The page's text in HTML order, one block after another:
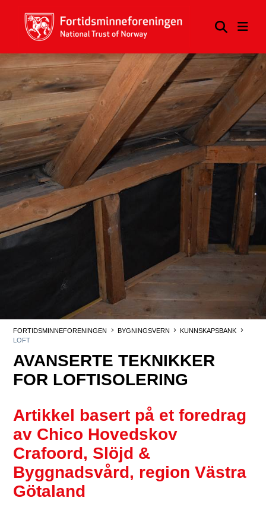
FORTIDSMINNEFORENINGEN BYGNINGSVERN
KUNNSKAPSBANK
LOFT
AVANSERTE TEKNIKKER
FOR LOFTISOLERING
Artikkel basert på et foredrag
av Chico Hovedskov
Crafoord, Slöjd &
Byggnadsvård, region Västra
Götaland